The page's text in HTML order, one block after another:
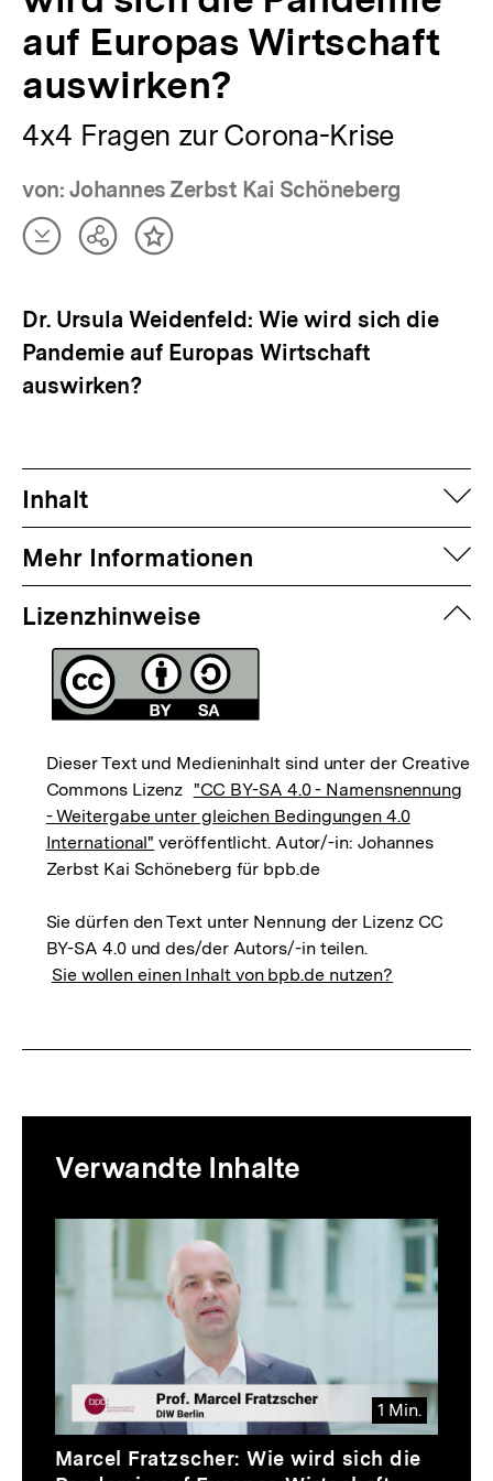
auf Europas Wirtschaft
auswirken?
4x4 Fragen zur Corona-Krise
von: Johannes Zerbst Kai Schöneberg
Artikel
herunterladen
TeilenInhalt
Dr. Ursula Weidenfeld: Wie wird sich die
Pandemie auf Europas Wirtschaft
auswirken?
Inhalt
Mehr Informationen
Lizenzhinweise
Dieser Text und Medieninhalt sind unter der Creative
Commons Lizenz "CC BY-SA 4.0 - Namensnennung
- Weitergabe unter gleichen Bedingungen 4.0
International" veröffentlicht. Autor/-in: Johannes
Zerbst Kai Schöneberg für bpb.de
Sie dürfen den Text unter Nennung der Lizenz CC
BY-SA 4.0 und des/der Autors/-in teilen.
Sie wollen einen Inhalt von bpb.de nutzen?
zur
Thematik
Verwandte Inhalte
Inhaltskarussell
überspringen
1 Min.
Video
Dauer
Marcel Fratzscher: Wie wird sich die